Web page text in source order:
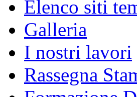
Elenco siti
Galleria
I nostri lavori
Rassegna